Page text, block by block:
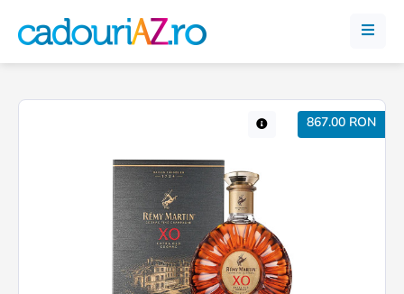
867.00 RON